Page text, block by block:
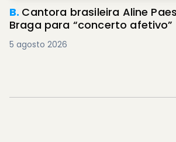
B. Cantora brasileira Aline
Braga para “concerto afetivo”
5 agosto 2026